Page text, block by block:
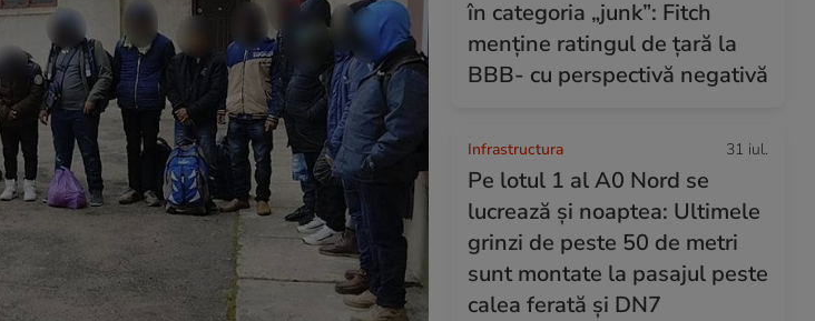
în categoria „junk”: Fitch
menține ratingul de țară la
BBB- cu perspectivă negativă
Infrastructura 31 iul.
Pe lotul 1 al A0 Nord se
lucrează și noaptea: Ultimele
grinzi de peste 50 de metri
sunt montate la pasajul peste
calea ferată și DN7